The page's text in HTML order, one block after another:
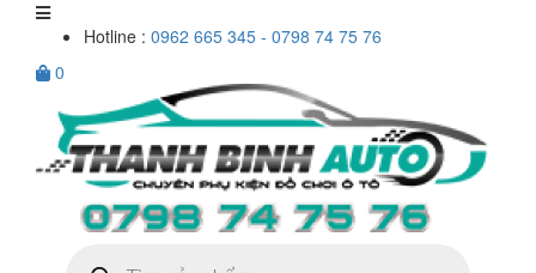
Hotline : 0962 665 345 - 0798 74 75 76
0